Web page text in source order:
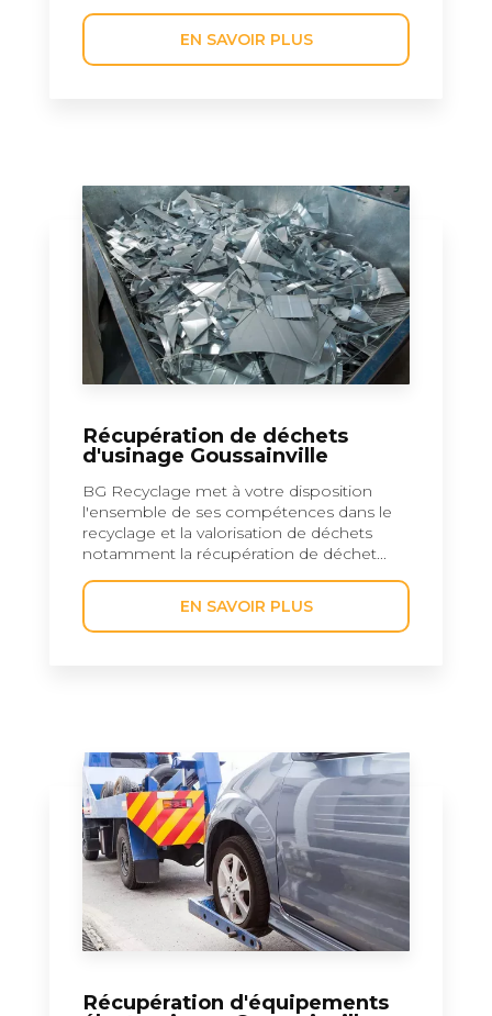
EN SAVOIR PLUS
Récupération de déchets
d'usinage Goussainville
BG Recyclage met à votre disposition
l'ensemble de ses compétences dans le
recyclage et la valorisation de déchets
notamment la récupération de déchet...
EN SAVOIR PLUS
Récupération d'équipements